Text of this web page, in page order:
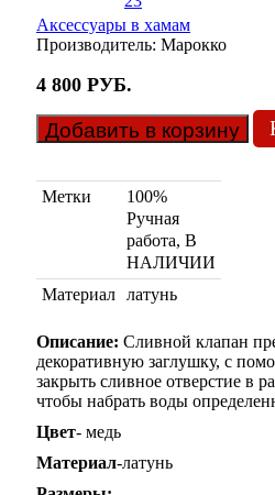
Аксессуары в хамам
Производитель: Марокко
4 800 руб.
Метки
100%
Ручная
работа, В
НАЛИЧИИ
Материал латунь
Описание: Сливной клапан
декоративную заглушку, с
закрыть сливное отверстие в
чтобы набрать воды
Цвет- медь
Материал-латунь